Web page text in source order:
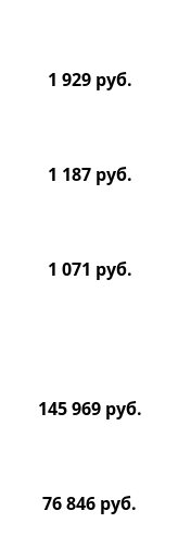
1 929 руб.
1 187 руб.
1 071 руб.
145 969 руб.
76 846 руб.